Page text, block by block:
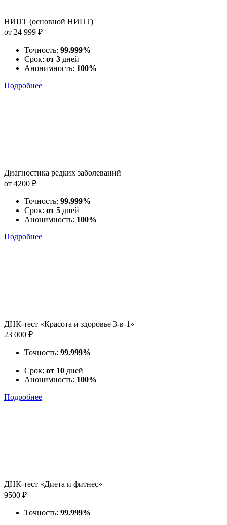
НИПТ (основной НИПТ)
от 24 999 ₽
Точность: 99.999%
Срок: от 3 дней
Анонимность: 100%
Подробнее
Диагностика редких заболеваний
от 4200 ₽
Точность: 99.999%
Срок: от 5 дней
Анонимность: 100%
Подробнее
ДНК-тест «Красота и здоровье 3-в-1»
23 000 ₽
Точность: 99.999%
Срок: от 10 дней
Анонимность: 100%
Подробнее
ДНК-тест «Диета и фитнес»
9500 ₽
Точность: 99.999%